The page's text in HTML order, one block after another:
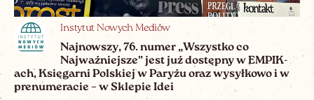
Instytut Nowych Mediów
Najnowszy, 76. numer „Wszystko co
Najważniejsze” jest już dostępny w EMPIK-
ach, Księgarni Polskiej w Paryżu oraz wysyłkowo i w
prenumeracie – w Sklepie Idei